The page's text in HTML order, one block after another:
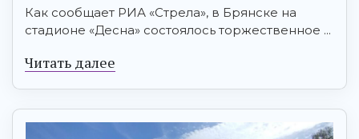
Как сообщает РИА «Стрела», в Брянске на
стадионе «Десна» состоялось торжественное ...
Читать далее